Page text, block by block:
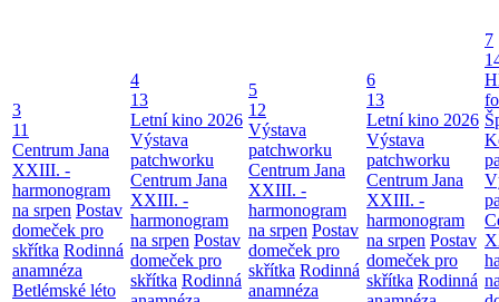
3
11
Centrum Jana
XXIII. -
harmonogram
na srpen Postav
domeček pro
skřítka Rodinná
anamnéza
Betlémské léto
4
13
Letní kino 2026
Výstava
patchworku
Centrum Jana
XXIII. -
harmonogram
na srpen Postav
domeček pro
skřítka Rodinná
5
12
Výstava
patchworku
Centrum Jana
XXIII. -
harmonogram
na srpen Postav
domeček pro
skřítka Rodinná
anamnéza
6
13
Letní kino 2026
Výstava
patchworku
Centrum Jana
XXIII. -
harmonogram
na srpen Postav
domeček pro
skřítka Rodinná
7